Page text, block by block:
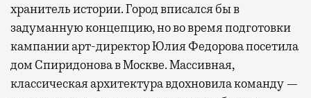
хранитель истории. Город вписался бы в
задуманную концепцию, но во время подготовки
кампании арт-директор Юлия Федорова посетила
дом Спиридонова в Москве. Массивная,
классическая архитектура вдохновила команду —